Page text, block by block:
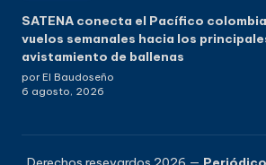
SATENA conecta el Pacífico
vuelos semanales hacia los
avistamiento de ballenas
por El Baudoseño
6 agosto, 2026